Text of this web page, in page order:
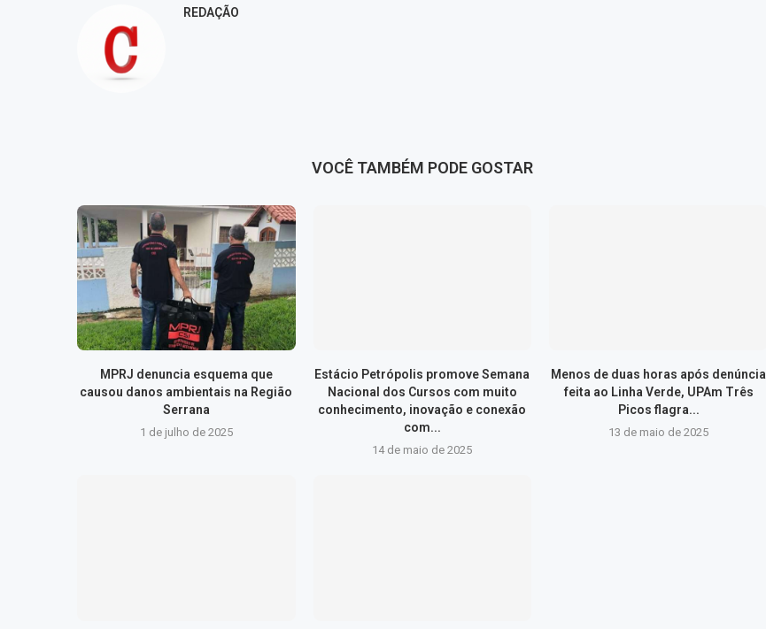
REDAÇÃO
VOCÊ TAMBÉM PODE GOSTAR
MPRJ denuncia esquema que
causou danos ambientais na Região
Serrana
1 de julho de 2025
Estácio Petrópolis promove Semana
Nacional dos Cursos com muito
conhecimento, inovação e conexão
com...
14 de maio de 2025
Menos de duas horas após denúncia
feita ao Linha Verde, UPAm Três
Picos flagra...
13 de maio de 2025